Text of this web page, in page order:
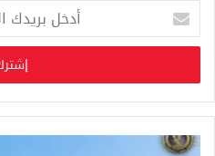
خ
ب
ر
ي
د